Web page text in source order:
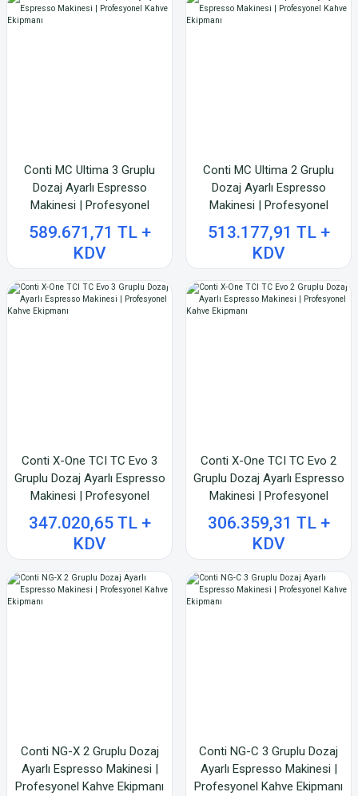
Conti MC Ultima 3 Gruplu
Dozaj Ayarlı Espresso
Makinesi | Profesyonel
Kahve Ekipmanı
589.671,71 TL +
KDV
Conti MC Ultima 2 Gruplu
Dozaj Ayarlı Espresso
Makinesi | Profesyonel
Kahve Ekipmanı
513.177,91 TL +
KDV
Conti X-One TCI TC Evo 3
Gruplu Dozaj Ayarlı Espresso
Makinesi | Profesyonel
Kahve Ekipmanı
347.020,65 TL +
KDV
Conti X-One TCI TC Evo 2
Gruplu Dozaj Ayarlı Espresso
Makinesi | Profesyonel
Kahve Ekipmanı
306.359,31 TL +
KDV
Conti NG-X 2 Gruplu Dozaj
Ayarlı Espresso Makinesi |
Profesyonel Kahve Ekipmanı
Conti NG-C 3 Gruplu Dozaj
Ayarlı Espresso Makinesi |
Profesyonel Kahve Ekipmanı